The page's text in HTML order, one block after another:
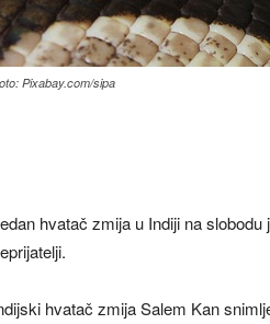
Pixabay.com/sipa
hvatač zmija u Indiji na
hvatač zmija Salem Kan